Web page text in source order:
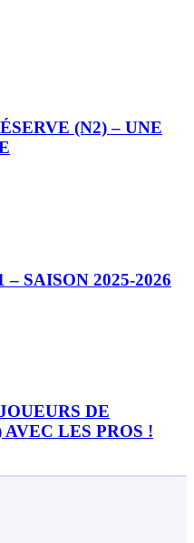
(N2) – UNE
SAISON 2025-2026
DE
AVEC LES PROS !